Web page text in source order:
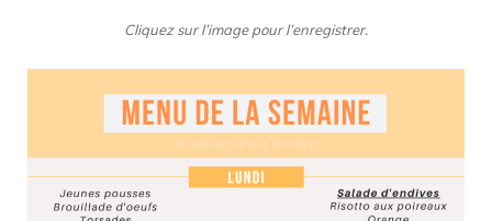
Cliquez sur l’image pour l’enregistrer.